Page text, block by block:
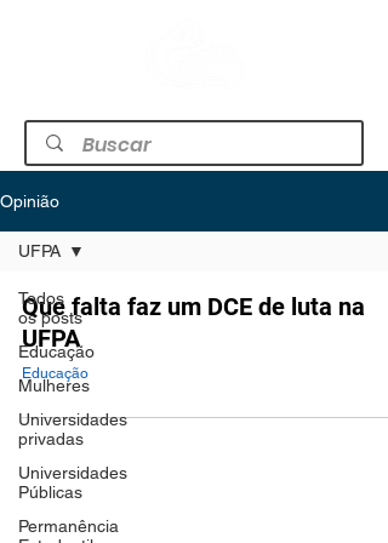
Opinião
Todos
os posts
Educação
Mulheres
Universidades
privadas
Universidades
Públicas
Permanência
UFPA
Que falta faz um DCE de luta na
UFPA
Educação